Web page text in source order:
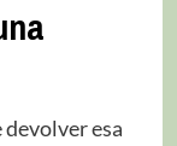
esa